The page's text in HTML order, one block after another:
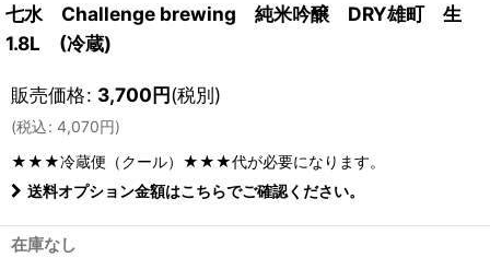
七水 Challenge brewing 純米吟醸 DRY雄町 生
1.8L (冷蔵)
販売価格: 3,700円(税別)
(税込: 4,070円)
★★★冷蔵便（クール）★★★代が必要になります。
送料オプション金額はこちらでご確認ください。
在庫なし